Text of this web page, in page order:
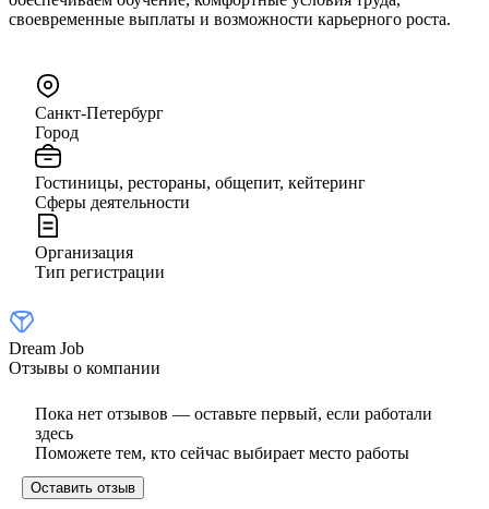
своевременные выплаты и возможности карьерного роста.
Санкт-Петербург
Город
Гостиницы, рестораны, общепит, кейтеринг
Сферы деятельности
Организация
Тип регистрации
Dream Job
Отзывы о компании
Пока нет отзывов — оставьте первый, если работали
здесь
Поможете тем, кто сейчас выбирает место работы
Оставить отзыв